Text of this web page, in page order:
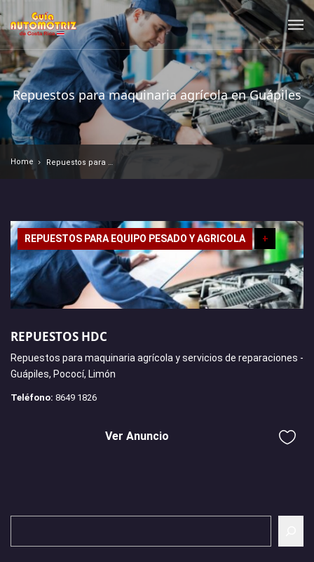
Repuestos para maquinaria agrícola en Guápiles
Home
REPUESTOS PARA EQUIPO PESADO Y AGRICOLA +
REPUESTOS HDC
Repuestos para maquinaria agrícola y servicios de reparaciones -
Guápiles, Pococí, Limón
Teléfono: 8649 1826
Ver Anuncio